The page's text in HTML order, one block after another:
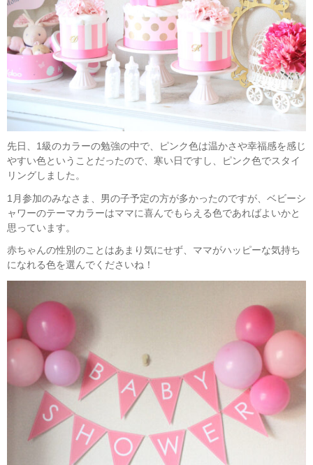
先日、1級のカラーの勉強の中で、ピンク色は温かさや幸福感を感じ
やすい色ということだったので、寒い日ですし、ピンク色でスタイ
リングしました。
1月参加のみなさま、男の子予定の方が多かったのですが、ベビーシ
ャワーのテーマカラーはママに喜んでもらえる色であればよいかと
思っています。
赤ちゃんの性別のことはあまり気にせず、ママがハッピーな気持ち
になれる色を選んでくださいね！